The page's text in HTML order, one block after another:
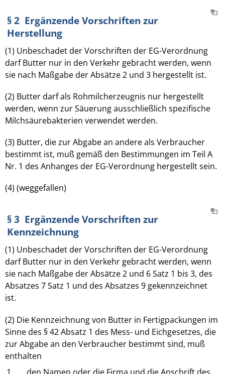
§ 2 Ergänzende Vorschriften zur
Herstellung
(1) Unbeschadet der Vorschriften der EG-Verordnung
darf Butter nur in den Verkehr gebracht werden, wenn
sie nach Maßgabe der Absätze 2 und 3 hergestellt ist.
(2) Butter darf als Rohmilcherzeugnis nur hergestellt
werden, wenn zur Säuerung ausschließlich spezifische
Milchsäurebakterien verwendet werden.
(3) Butter, die zur Abgabe an andere als Verbraucher
bestimmt ist, muß gemäß den Bestimmungen im Teil A
Nr. 1 des Anhanges der EG-Verordnung hergestellt sein.
(4) (weggefallen)
§ 3 Ergänzende Vorschriften zur
Kennzeichnung
(1) Unbeschadet der Vorschriften der EG-Verordnung
darf Butter nur in den Verkehr gebracht werden, wenn
sie nach Maßgabe der Absätze 2 und 6 Satz 1 bis 3, des
Absatzes 7 Satz 1 und des Absatzes 9 gekennzeichnet
ist.
(2) Die Kennzeichnung von Butter in Fertigpackungen im
Sinne des § 42 Absatz 1 des Mess- und Eichgesetzes, die
zur Abgabe an den Verbraucher bestimmt sind, muß
enthalten